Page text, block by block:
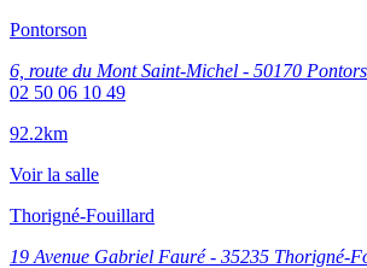
Pontorson
6, route du Mont Saint-Michel - 50170
02 50 06 10 49
92.2km
Voir la salle
Thorigné-Fouillard
19 Avenue Gabriel Fauré - 35235 Thorigné-